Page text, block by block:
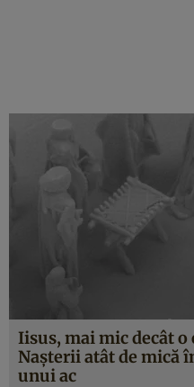
Iisus, mai mic decât o
Naşterii atât de mică
unui ac